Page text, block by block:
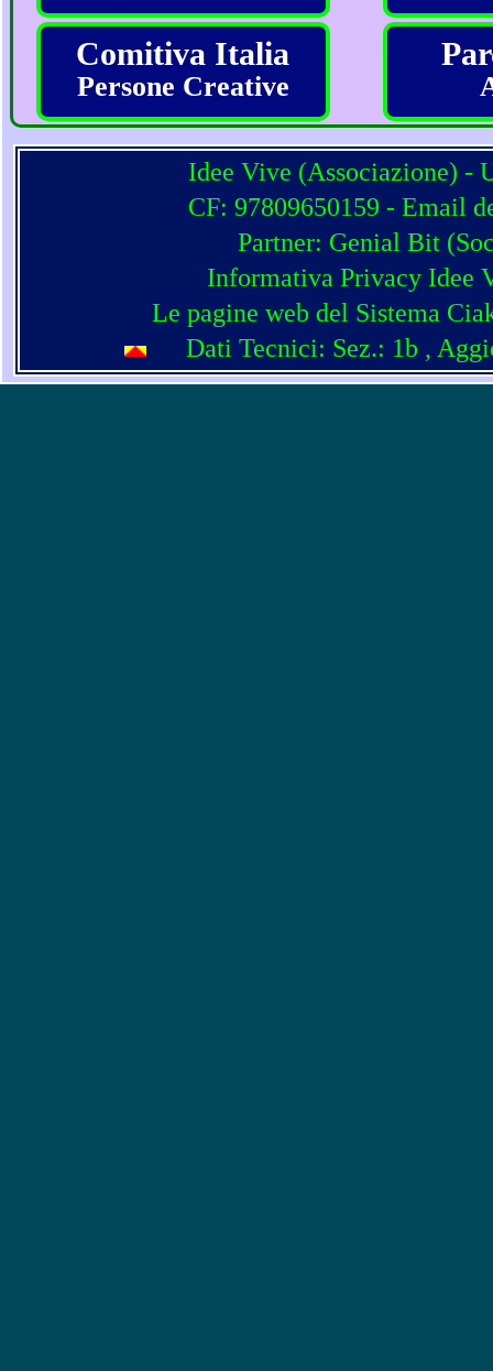
Comitiva Italia
Persone Creative
Idee Vive (Associazione) -
CF: 97809650159 - Email
Partner: Genial Bit (
Informativa Privacy Idee
Le pagine web del Sistema
Dati Tecnici: Sez.: 1b ,